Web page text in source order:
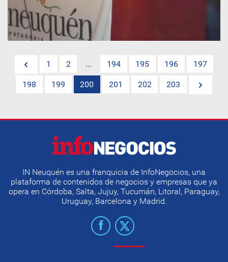
1 2 ... 194 195 196 197
198 199 200 201 202 203
IN Neuquén es una franquicia de InfoNegocios, una
plataforma de contenidos de negocios y empresas que ya
opera en Córdoba, Salta, Jujuy, Tucumán, Litoral, Paraguay,
Uruguay, Barcelona y Madrid.